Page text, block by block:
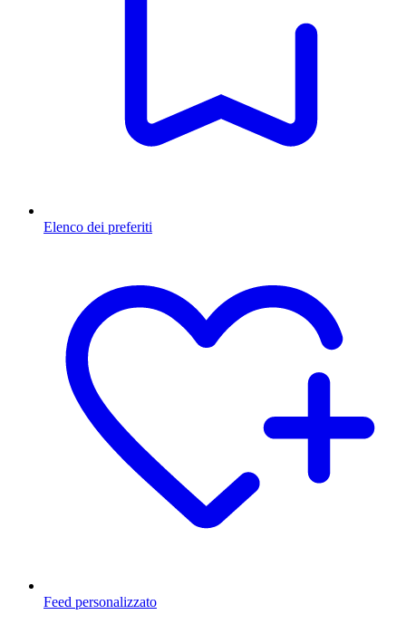
Elenco dei preferiti
Feed personalizzato